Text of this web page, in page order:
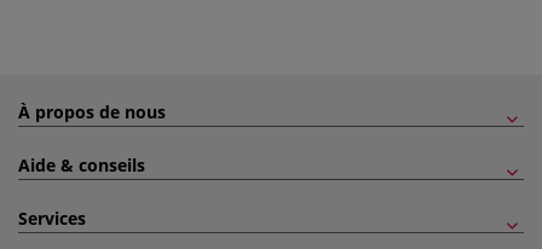
À propos de nous
Aide & conseils
Services